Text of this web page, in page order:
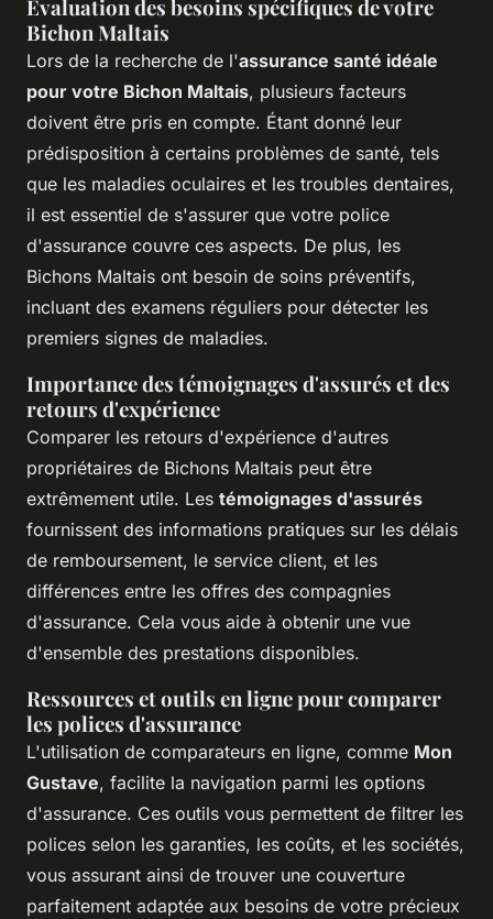
Évaluation des besoins spécifiques de votre
Bichon Maltais
Lors de la recherche de l'assurance santé idéale
pour votre Bichon Maltais, plusieurs facteurs
doivent être pris en compte. Étant donné leur
prédisposition à certains problèmes de santé, tels
que les maladies oculaires et les troubles dentaires,
il est essentiel de s'assurer que votre police
d'assurance couvre ces aspects. De plus, les
Bichons Maltais ont besoin de soins préventifs,
incluant des examens réguliers pour détecter les
premiers signes de maladies.
Importance des témoignages d'assurés et des
retours d'expérience
Comparer les retours d'expérience d'autres
propriétaires de Bichons Maltais peut être
extrêmement utile. Les témoignages d'assurés
fournissent des informations pratiques sur les délais
de remboursement, le service client, et les
différences entre les offres des compagnies
d'assurance. Cela vous aide à obtenir une vue
d'ensemble des prestations disponibles.
Ressources et outils en ligne pour comparer
les polices d'assurance
L'utilisation de comparateurs en ligne, comme Mon
Gustave, facilite la navigation parmi les options
d'assurance. Ces outils vous permettent de filtrer les
polices selon les garanties, les coûts, et les sociétés,
vous assurant ainsi de trouver une couverture
parfaitement adaptée aux besoins de votre précieux